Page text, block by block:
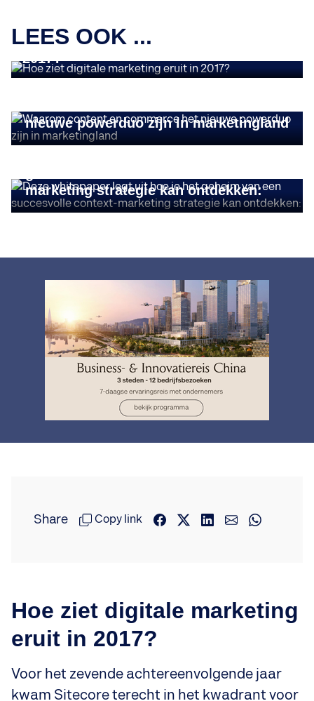
LEES OOK ...
Hoe ziet digitale marketing eruit in
2017?
nieuwe powerduo zijn in marketingland
INSIGHTS
marketing strategie kan ontdekken:
Share Copy link
Hoe ziet digitale marketing
eruit in 2017?
Voor het zevende achtereenvolgende jaar
kwam Sitecore terecht in het kwadrant voor